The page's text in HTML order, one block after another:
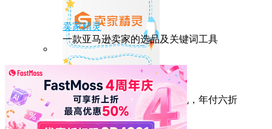
卖家精灵
一款亚马逊卖家的选品及关键词工具
HostEase
性能出众的高性价比美国主机，年付六折